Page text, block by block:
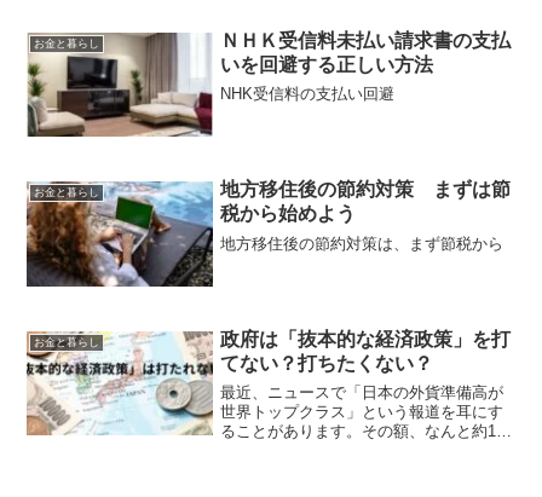
賢いお金の使い方ルールを決めておきま
しょう。💰 節約体質★５つ...
お金と暮らし
ＮＨＫ受信料未払い請求書の支払
いを回避する正しい方法
NHK受信料の支払い回避
お金と暮らし
地方移住後の節約対策 まずは節
税から始めよう
地方移住後の節約対策は、まず節税から
お金と暮らし
政府は「抜本的な経済政策」を打
てない？打ちたくない？
最近、ニュースで「日本の外貨準備高が
世界トップクラス」という報道を耳にす
ることがあります。その額、なんと約1.4